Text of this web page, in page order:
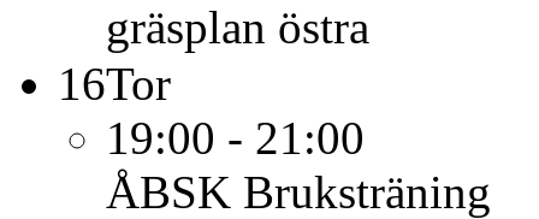
gräsplan östra
16Tor
19:00 - 21:00
ÅBSK Bruksträning